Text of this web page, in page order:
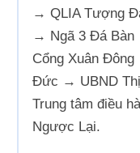
→ QLIA Tượng
→ Ngã 3 Đá
Cổng Xuân
Đức → UBND
Trung tâm điều
Ngược Lại.